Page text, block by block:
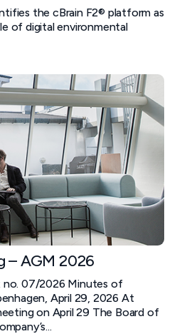
the cBrain F2® platform as
of digital environmental
– AGM 2026
no. 07/2026 Minutes of
April 29, 2026 At
on April 29 The Board of